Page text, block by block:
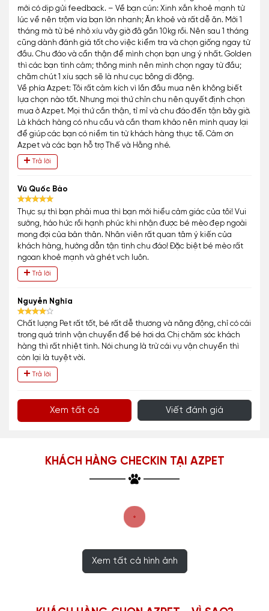
mới có dịp gửi feedback. – Về bạn cún: Xinh xắn khoẻ mạnh từ
lúc về nên trộm vía bạn lớn nhanh; Ăn khoẻ và rất dễ ăn. Mới 1
tháng mà từ bé nhỏ xíu vây giờ đã gần 10kg rồi. Nên sau 1 tháng
cũng dành đánh giá tốt cho việc kiểm tra và chọn giống ngay từ
đầu. Chu đáo và cẩn thận để mình chọn bạn ưng ý nhất. Golden
thì các bạn tình cảm; thông minh nên mình chọn ngay từ đầu;
chăm chút 1 xíu sạch sẽ là như cục bông di động.
Về phía Azpet: Tôi rất cảm kích vì lần đầu mua nên không biết
lựa chọn nào tốt. Nhưng mọi thứ chỉn chu nên quyết định chọn
mua ở Azpet. Mọi thứ cần thận, tỉ mỉ và chu đáo đến tận bây giờ.
Là khách hàng có nhu cầu và cần tham khảo nên mình quay lại
để giúp các bạn có niềm tin từ khách hàng thực tế. Cảm ơn
Azpet và các bạn hỗ trợ Thế và Hằng nhé.
Trả lời
Vũ Quốc Bảo
Thực sự thì bạn phải mua thì bạn mới hiểu cảm giác của tôi! Vui
sướng, háo hức rồi hạnh phúc khi nhận được bé mèo đẹp ngoài
mong đợi của bản thân. Nhân viên rất quan tâm ý kiến của
khách hàng, hướng dẫn tận tình chu đáo! Đặc biệt bé mèo rất
ngoan khoẻ mạnh và ghét vch luôn.
Trả lời
Nguyễn Nghĩa
Chất lượng Pet rất tốt, bé rất dễ thương và năng động, chỉ có cái
trong quá trình vận chuyển để bé hơi dơ. Chị chăm sóc khách
hàng thì rất nhiệt tình. Nói chung là trừ cái vụ vận chuyển thì
còn lại là tuyệt vời.
Trả lời
Xem tất cả Viết đánh giá
KHÁCH HÀNG CHECKIN TẠI AZPET
Xem tất cả hình ảnh